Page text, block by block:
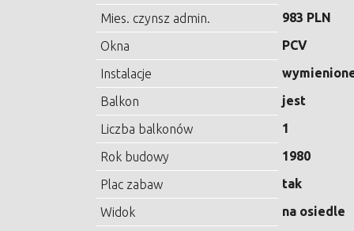
Mies. czynsz admin.
983 PLN
Okna
PCV
Instalacje
Balkon
jest
Liczba balkonów
1
Rok budowy
1980
Plac zabaw
tak
Widok
na osiedle